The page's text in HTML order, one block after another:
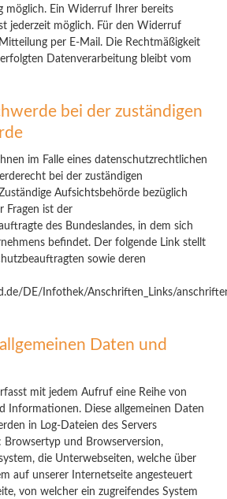
möglich. Ein Widerruf Ihrer bereits
jederzeit möglich. Für den Widerruf
per E-Mail. Die Rechtmäßigkeit
Datenverarbeitung bleibt vom
bei der zuständigen
im Falle eines datenschutzrechtlichen
bei der zuständigen
Aufsichtsbehörde bezüglich
Fragen ist der
des Bundeslandes, in dem sich
befindet. Der folgende Link stellt
sowie deren
DE/Infothek/Anschriften_Links/
Daten und
mit jedem Aufruf eine Reihe von
Informationen. Diese allgemeinen Daten
in Log-Dateien des Servers
Browsertyp und Browserversion,
die Unterwebseiten, welche über
auf unserer Internetseite angesteuert
von welcher ein zugreifendes System